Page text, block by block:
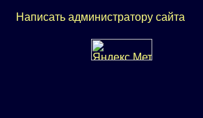
Написать администратору сайта